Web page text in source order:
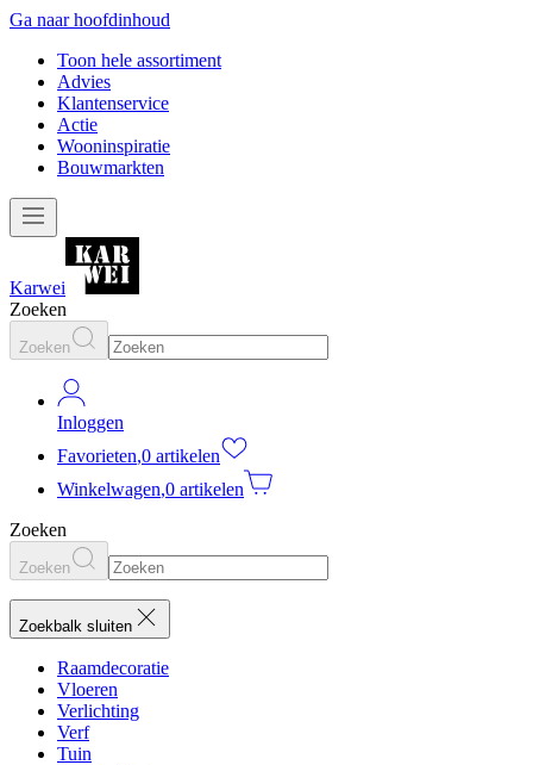
Ga naar hoofdinhoud
Toon hele assortiment
Advies
Klantenservice
Actie
Wooninspiratie
Bouwmarkten
Karwei
Zoeken
Zoeken
Inloggen
Favorieten,0 artikelen
Winkelwagen,0 artikelen
Zoeken
Zoeken
Zoekbalk sluiten
Raamdecoratie
Vloeren
Verlichting
Verf
Tuin